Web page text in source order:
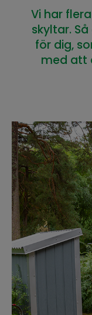
Vi har
skyltar.
för dig,
med att